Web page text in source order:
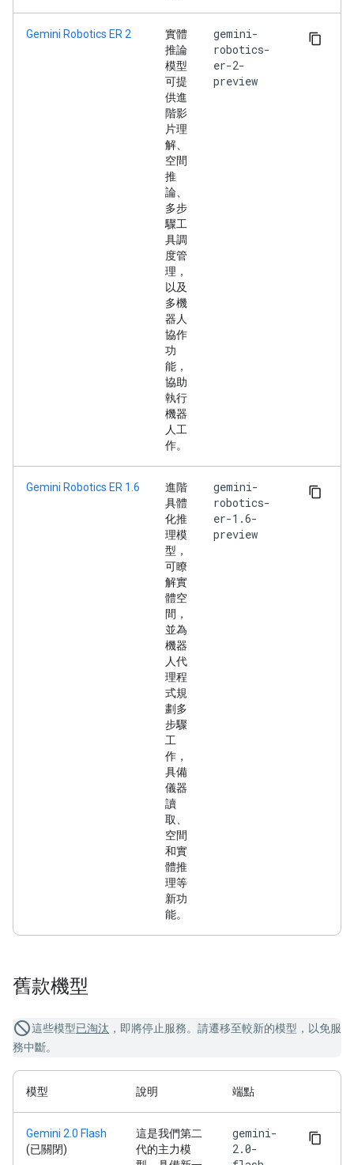
Gemini Robotics ER 2
實體
推論
模型
可提
供進
階影
片理
解、
空間
推
論、
多步
驟工
具調
度管
理，
以及
多機
器人
協作
功
能，
協助
執行
機器
人工
作。
gemini-
robotics-
er-2-
preview
Gemini Robotics ER 1.6
進階
具體
化推
理模
型，
可瞭
解實
體空
間，
並為
機器
人代
理程
式規
劃多
步驟
工
作，
具備
儀器
讀
取、
空間
和實
體推
理等
新功
能。
gemini-
robotics-
er-1.6-
preview
舊款機型
這些模型已淘汰 ，即將停止服務。請遷移至較新的模型，以免服
務中斷。
模型 說明 端點
Gemini 2.0 Flash
(已關閉)
這是我們第二
代的主力模
gemini-
2.0-